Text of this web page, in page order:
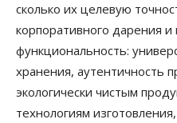
сколько их целевую
корпоративного дарения и
функциональность:
хранения, аутентичность
экологически чистым
технологиям